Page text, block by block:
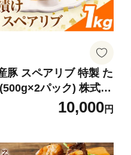
豚 スペアリブ 特製 た
パック) 株式会
にくブッチャーズ
出荷予定(土日祝除
地域あり】
10,000円